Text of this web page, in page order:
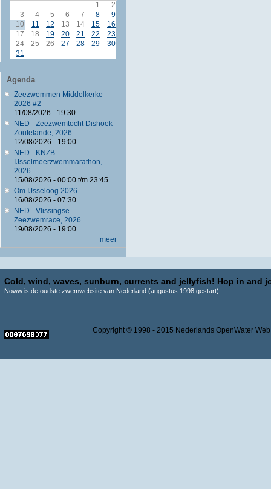
1
2
3
4 5 6 7 8
9
10
11 12 13 14 15
16
17
18 19 20 21 22
23
24
25 26 27 28 29
30
31
Agenda
Zeezwemmen Middelkerke
2026 #2
11/08/2026 - 19:30
NED - Zeezwemtocht Dishoek -
Zoutelande, 2026
12/08/2026 - 19:00
NED - KNZB -
IJsselmeerzwemmarathon,
2026
15/08/2026 - 00:00t/m 23:45
Om IJsseloog 2026
16/08/2026 - 07:30
NED - Vlissingse
Zeezwemrace, 2026
19/08/2026 - 19:00
meer
Cold, wind, waves, sunburn, currents and jellyfish! Hop in and
Noww is de oudste zwemwebsite van Nederland (augustus 1998 gestart)
Copyright © 1998 - 2015 Nederlands OpenWater